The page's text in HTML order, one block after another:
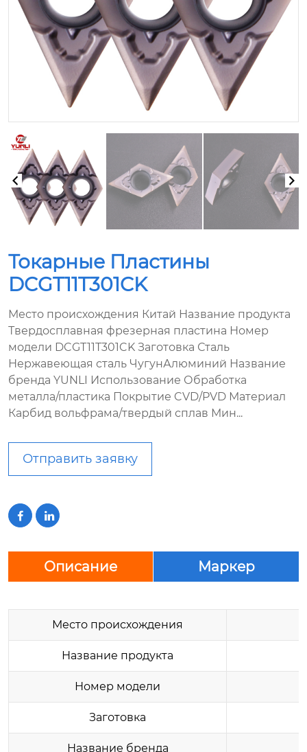
Токарные Пластины
DCGT11T301CK
Место происхождения Китай Название продукта
Твердосплавная фрезерная пластина Номер
модели DCGT11T301CK Заготовка Сталь
Нержавеющая сталь ЧугунАлюминий Название
бренда YUNLI Использование Обработка
металла/пластика Покрытие CVD/PVD Материал
Карбид вольфрама/твердый сплав Мин...
Отправить заявку
 
Описание Маркер
Место происхождения
Название продукта
Номер модели
Заготовка
Название бренда